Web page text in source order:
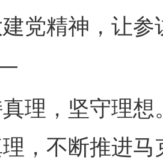
党精神，让
，坚守理想
，不断推进